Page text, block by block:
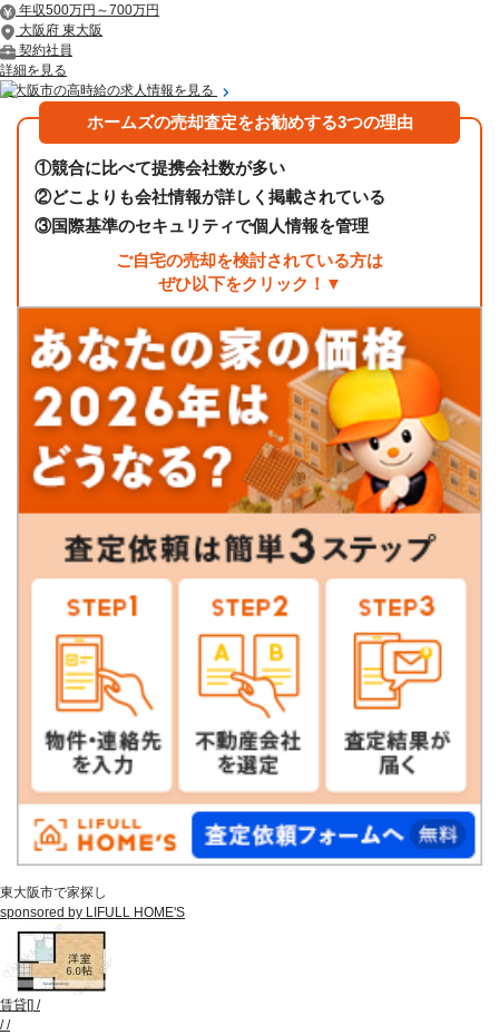
年収500万円～700万円
大阪府 東大阪
契約社員
詳細を見る
東大阪市の高時給の求人情報を見る
ホームズの売却査定をお勧めする3つの理由
①競合に比べて提携会社数が多い
②どこよりも会社情報が詳しく掲載されている
③国際基準のセキュリティで個人情報を管理
ご自宅の売却を検討されている方は
ぜひ以下をクリック！▼
東大阪市で家探し
sponsored by LIFULL HOME'S
賃貸[] /
//